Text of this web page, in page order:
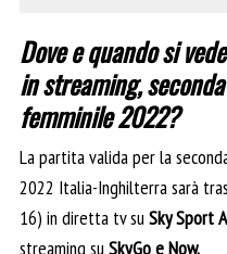
Dove e quando si
in streaming,
femminile 2022?
La partita valida per la
2022 Italia-Inghilterra sarà
16) in diretta tv suSky Sport
streaming su SkyGo eNow.